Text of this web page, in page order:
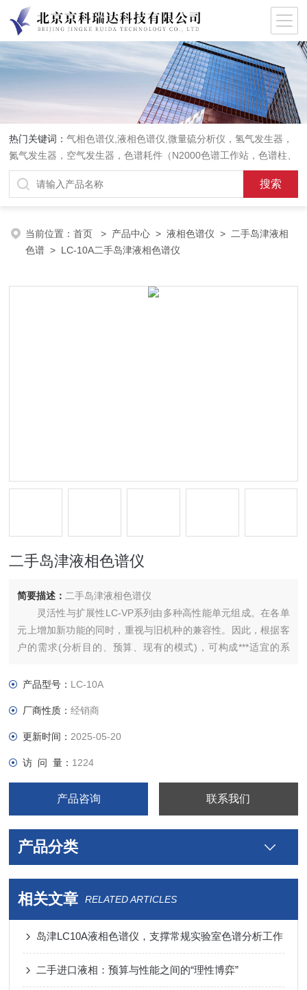
热门关键词：气相色谱仪,液相色谱仪,微量硫分析仪，氢气发生器，
氮气发生器，空气发生器，色谱耗件（N2000色谱工作站，色谱柱、
阀件、进样器、色谱担体），顶空进样器，热解析仪，紫外分光光度
计，原子吸收分光光度计，傅立叶红外光谱仪，分析天平等常规实验
当前位置：首页 > 产品中心 >液相色谱仪 > 二手岛津液相
色谱 > LC-10A二手岛津液相色谱仪
二手岛津液相色谱仪
简要描述： 二手岛津液相色谱仪
灵活性与扩展性LC-VP系列由多种高性能单元组成。在各单
元上增加新功能的同时，重视与旧机种的兼容性。因此，根据客
户的需求(分析目的、预算、现有的模式)，可构成***适宜的系
半制备、制备系统，在数据处理方面
产品型号： LC-10A
厂商性质：经销商
更新时间： 2025-05-20
访 问 量： 1224
产品咨询 联系我们
产品分类
相关文章 RELATED ARTICLES
岛津LC10A液相色谱仪，支撑常规实验室色谱分析工作
二手进口液相：预算与性能之间的“理性博弈”